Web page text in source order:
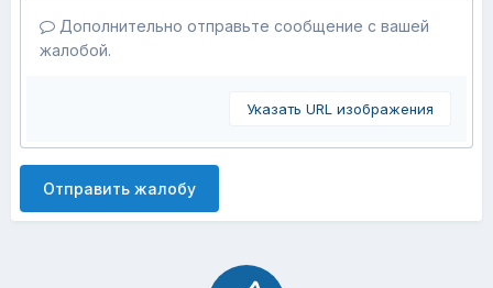
Дополнительно отправьте сообщение с вашей
жалобой.
Указать URL изображения
Отправить жалобу